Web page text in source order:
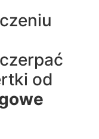
od